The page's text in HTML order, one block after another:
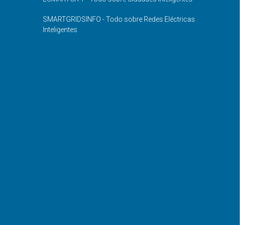
SMARTGRIDSINFO - Todo sobre Redes Eléctricas
Inteligentes